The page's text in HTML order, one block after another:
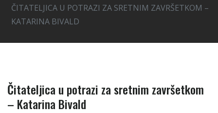
ČITATELJICA U POTRAZI ZA SRETNIM ZAVRŠETKOM –
KATARINA BIVALD
Čitateljica u potrazi za sretnim završetkom
– Katarina Bivald